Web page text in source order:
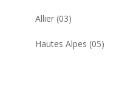
Allier (03)
Hautes Alpes (05)